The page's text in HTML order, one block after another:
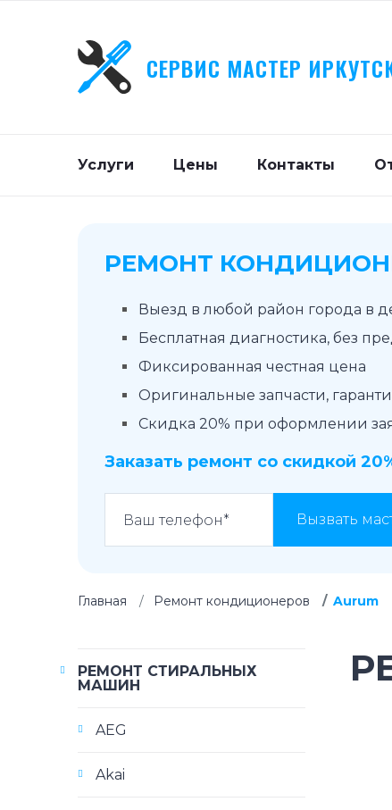
СЕРВИС МАСТЕР
Услуги Цены Контакты
РЕМОНТ
Выезд в любой район города в
Бесплатная диагностика, без
Фиксированная честная цена
Оригинальные запчасти,
Скидка 20% при оформлении
Заказать ремонт со скидкой
Вызвать
Главная Ремонт кондиционеров Aurum
РЕМОНТ СТИРАЛЬНЫХ
МАШИН
AEG
Akai